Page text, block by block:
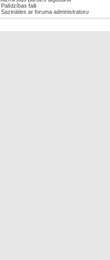
Palīdzības faili
Sazināties ar foruma administratoru